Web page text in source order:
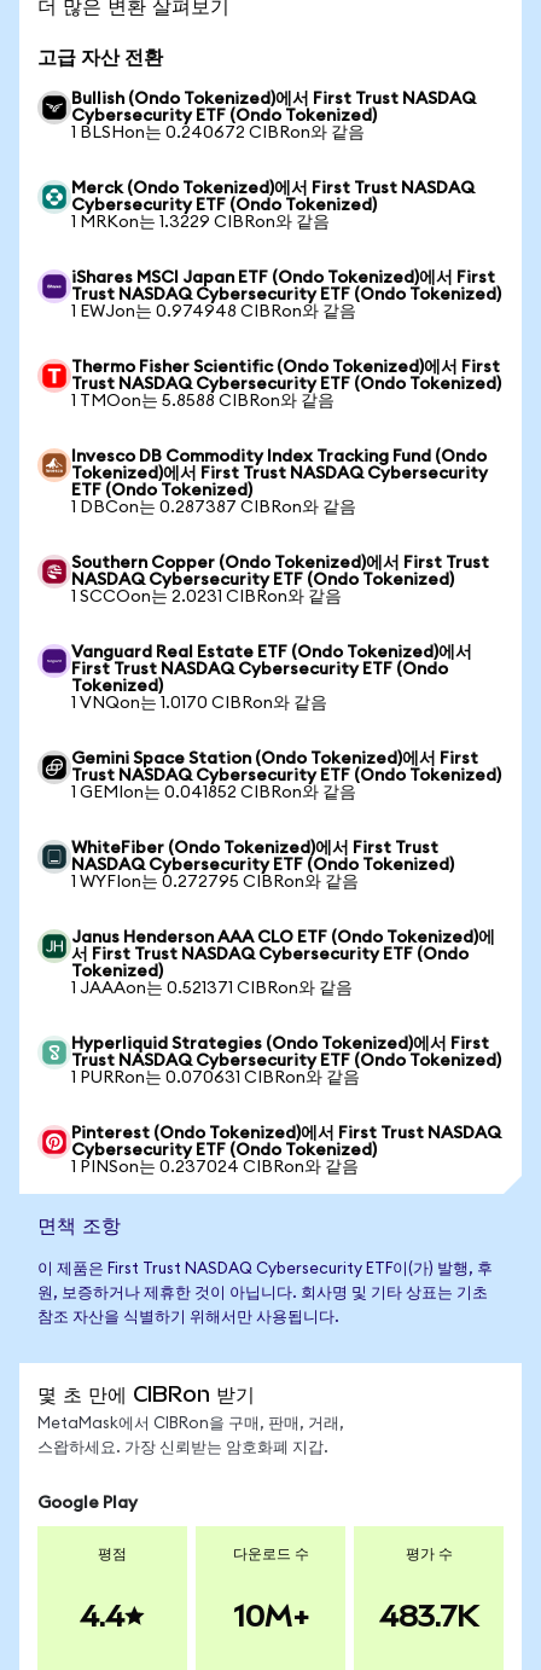
더 많은 변환 살펴보기
고급 자산 전환
Bullish (Ondo Tokenized)에서 First Trust NASDAQ
Cybersecurity ETF (Ondo Tokenized)
1 BLSHon는 0.240672 CIBRon와 같음
Merck (Ondo Tokenized)에서 First Trust NASDAQ
Cybersecurity ETF (Ondo Tokenized)
1 MRKon는 1.3229 CIBRon와 같음
iShares MSCI Japan ETF (Ondo Tokenized)에서 First
Trust NASDAQ Cybersecurity ETF (Ondo Tokenized)
1 EWJon는 0.974948 CIBRon와 같음
Thermo Fisher Scientific (Ondo Tokenized)에서 First
Trust NASDAQ Cybersecurity ETF (Ondo Tokenized)
1 TMOon는 5.8588 CIBRon와 같음
Invesco DB Commodity Index Tracking Fund (Ondo
Tokenized)에서 First Trust NASDAQ Cybersecurity
ETF (Ondo Tokenized)
1 DBCon는 0.287387 CIBRon와 같음
Southern Copper (Ondo Tokenized)에서 First Trust
NASDAQ Cybersecurity ETF (Ondo Tokenized)
1 SCCOon는 2.0231 CIBRon와 같음
Vanguard Real Estate ETF (Ondo Tokenized)에서
First Trust NASDAQ Cybersecurity ETF (Ondo
Tokenized)
1 VNQon는 1.0170 CIBRon와 같음
Gemini Space Station (Ondo Tokenized)에서 First
Trust NASDAQ Cybersecurity ETF (Ondo Tokenized)
1 GEMIon는 0.041852 CIBRon와 같음
WhiteFiber (Ondo Tokenized)에서 First Trust
NASDAQ Cybersecurity ETF (Ondo Tokenized)
1 WYFIon는 0.272795 CIBRon와 같음
Janus Henderson AAA CLO ETF (Ondo Tokenized)에
서 First Trust NASDAQ Cybersecurity ETF (Ondo
Tokenized)
1 JAAAon는 0.521371 CIBRon와 같음
Hyperliquid Strategies (Ondo Tokenized)에서 First
Trust NASDAQ Cybersecurity ETF (Ondo Tokenized)
1 PURRon는 0.070631 CIBRon와 같음
Pinterest (Ondo Tokenized)에서 First Trust NASDAQ
Cybersecurity ETF (Ondo Tokenized)
1 PINSon는 0.237024 CIBRon와 같음
면책 조항
이 제품은 First Trust NASDAQ Cybersecurity ETF이(가) 발행, 후
원, 보증하거나 제휴한 것이 아닙니다. 회사명 및 기타 상표는 기초
참조 자산을 식별하기 위해서만 사용됩니다.
몇 초 만에 CIBRon 받기
MetaMask에서 CIBRon을 구매, 판매, 거래,
스왑하세요. 가장 신뢰받는 암호화폐 지갑.
Google Play
평점
4.4
다운로드 수
10M+
평가 수
483.7K